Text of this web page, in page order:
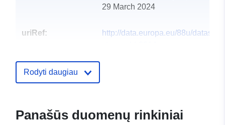
29 March 2024
uriRef:
http://data.europa.eu/88u/
Rodyti daugiau
Panašūs duomenų rinkiniai